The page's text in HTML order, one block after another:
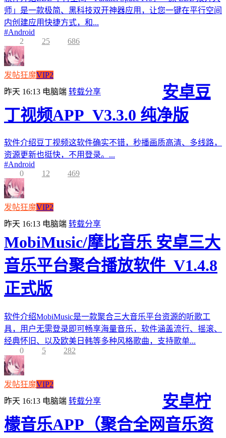
师」是一款极简、黑科技双开神器应用，让您一键在平行空间
内创建应用快捷方式，和...
#Android
2
25 686
发帖狂魔VIP2
昨天 16:13 电脑端 转载分享
安卓豆
丁视频APP_V3.3.0 纯净版
软件介绍豆丁视频这软件确实不错，秒播画质高清、多线路，
资源更新也挺快，不用登录。...
#Android
0
12 469
发帖狂魔VIP2
昨天 16:13 电脑端 转载分享
MobiMusic/摩比音乐 安卓三大
音乐平台聚合播放软件_V1.4.8
正式版
软件介绍MobiMusic是一款聚合三大音乐平台资源的听歌工
具，用户无需登录即可畅享海量音乐，软件涵盖流行、摇滚、
经典怀旧、以及欧美日韩等多种风格歌曲，支持歌单...
0
5 282
发帖狂魔VIP2
昨天 16:13 电脑端 转载分享
安卓柠
檬音乐APP（聚合全网音乐资